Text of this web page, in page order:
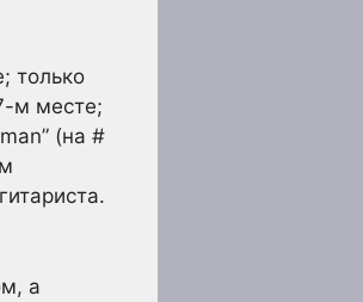
только
м месте;
(на #
а